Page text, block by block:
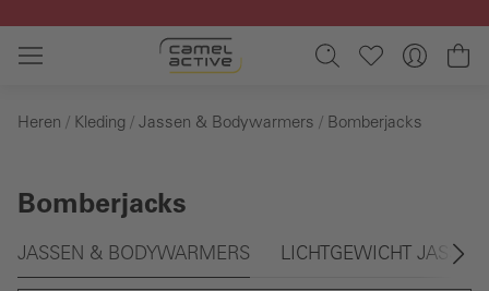
Ga naar de hoofdinhoud
Heren Kleding Jassen & Bodywarmers Bomberjacks
Bomberjacks
Galerie overslaan
JASSEN & BODYWARMERS LICHTGEWICHT JASSEN